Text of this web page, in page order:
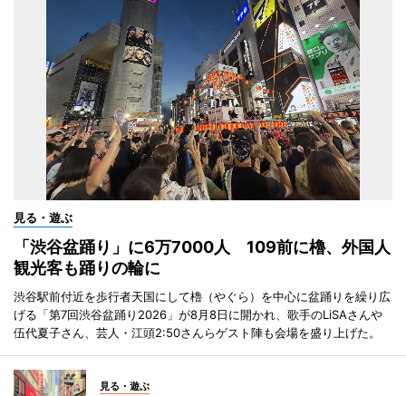
見る・遊ぶ
「渋谷盆踊り」に6万7000人 109前に櫓、外国人
観光客も踊りの輪に
渋谷駅前付近を歩行者天国にして櫓（やぐら）を中心に盆踊りを繰り広
げる「第7回渋谷盆踊り2026」が8月8日に開かれ、歌手のLiSAさんや
伍代夏子さん、芸人・江頭2:50さんらゲスト陣も会場を盛り上げた。
見る・遊ぶ